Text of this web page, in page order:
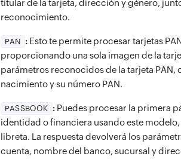
titular de la tarjeta, dirección y género,
reconocimiento.
PAN :Esto te permite procesar tarjetas
proporcionando una sola imagen de la
parámetros reconocidos de la tarjeta
nacimiento y su número PAN.
PASSBOOK :Puedes procesar la primera
identidad o financiera usando este
libreta. La respuesta devolverá los
cuenta, nombre del banco, sucursal y